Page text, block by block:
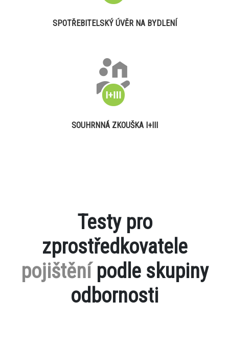
SPOTŘEBITELSKÝ ÚVĚR NA BYDLENÍ
SOUHRNNÁ ZKOUŠKA I+III
Testy pro
zprostředkovatele
pojištěnípodle skupiny
odbornosti